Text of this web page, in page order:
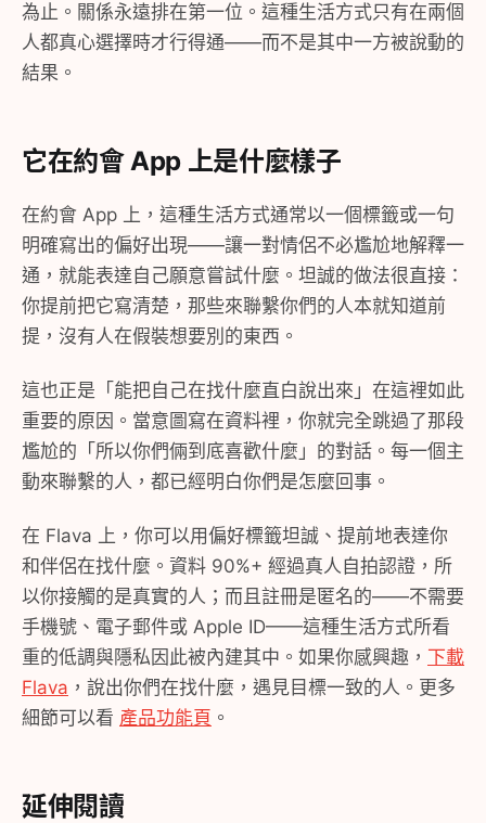
為止。關係永遠排在第一位。這種生活方式只有在兩個
人都真心選擇時才行得通——而不是其中一方被說動的
結果。
它在約會 App 上是什麼樣子
在約會 App 上，這種生活方式通常以一個標籤或一句
明確寫出的偏好出現——讓一對情侶不必尷尬地解釋一
通，就能表達自己願意嘗試什麼。坦誠的做法很直接：
你提前把它寫清楚，那些來聯繫你們的人本就知道前
提，沒有人在假裝想要別的東西。
這也正是「能把自己在找什麼直白說出來」在這裡如此
重要的原因。當意圖寫在資料裡，你就完全跳過了那段
尷尬的「所以你們倆到底喜歡什麼」的對話。每一個主
動來聯繫的人，都已經明白你們是怎麼回事。
在 Flava 上，你可以用偏好標籤坦誠、提前地表達你
和伴侶在找什麼。資料 90%+ 經過真人自拍認證，所
以你接觸的是真實的人；而且註冊是匿名的——不需要
手機號、電子郵件或 Apple ID——這種生活方式所看
重的低調與隱私因此被內建其中。如果你感興趣， 下載
Flava ，說出你們在找什麼，遇見目標一致的人。更多
細節可以看 產品功能頁 。
延伸閱讀